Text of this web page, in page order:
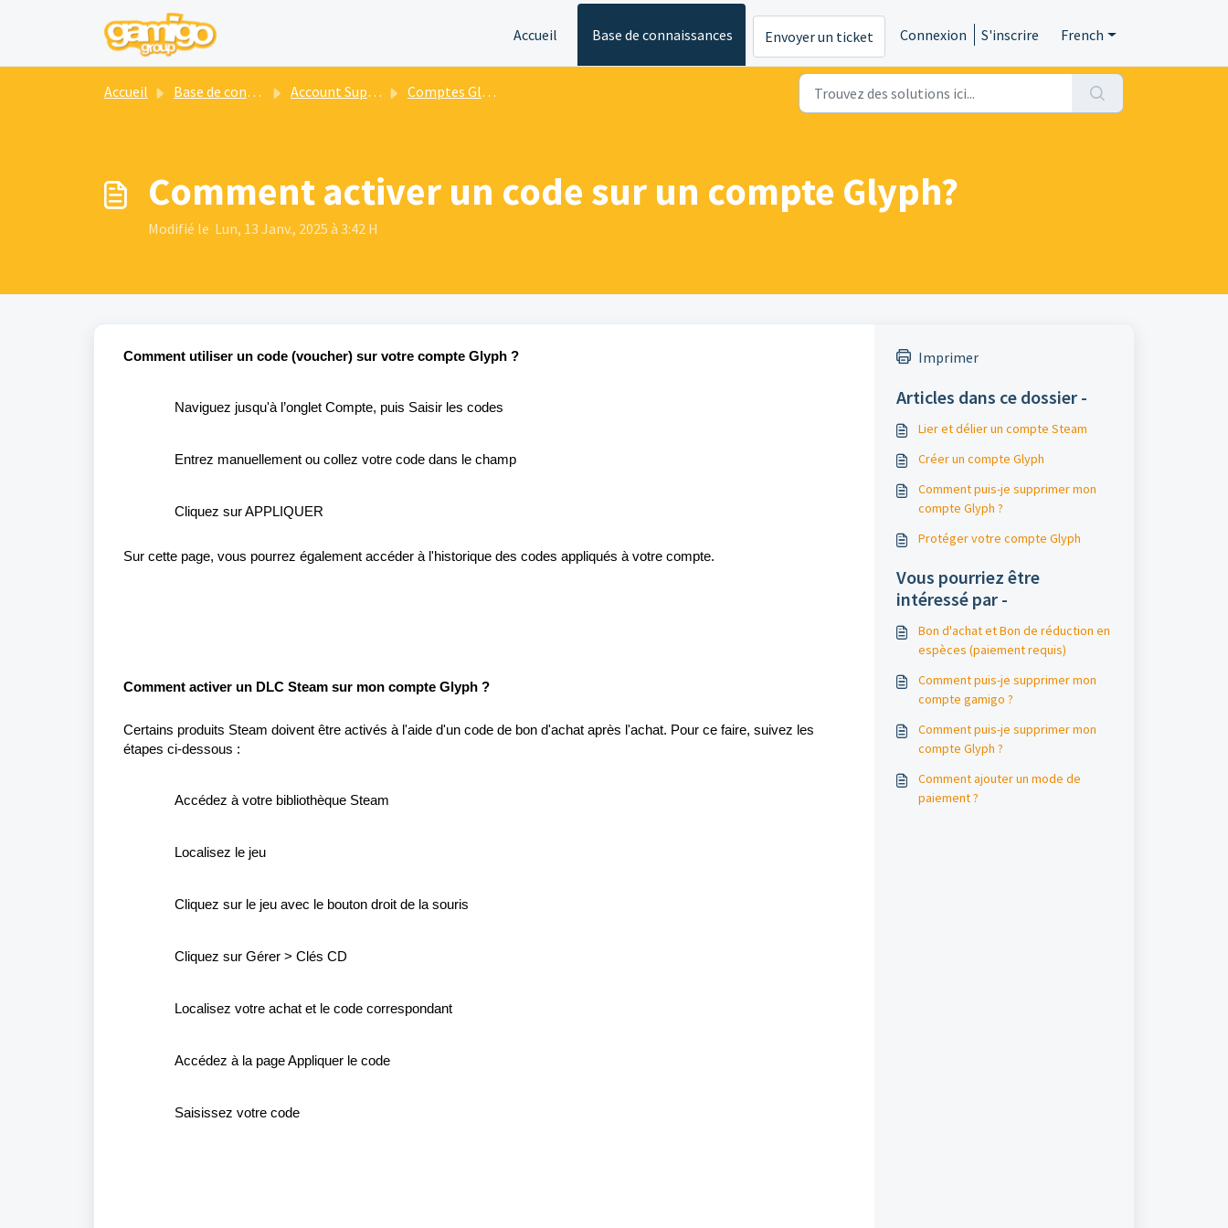
Passer au contenu principal
Accueil
Base de connaissances Envoyer un ticket Connexion S'inscrire French
Accueil Base de connaissances Account Support Comptes Glyph
Comment activer un code sur un compte Glyph?
Modifié le Lun, 13 Janv., 2025 à 3:42 H
Comment utiliser un code (voucher) sur votre compte Glyph ?
Naviguez jusqu'à ’onglet Compte, puis Saisir les codes
Entrez manuellement ou collez votre code dans le champ
Cliquez sur APPLIQUER
Sur cette page, vous pourrez également accéder à l'historique des codes appliqués à votre compte.
Comment activer un DLC Steam sur mon compte Glyph ?
Certains produits Steam doivent être activés à l'aide d'un code de bon d'achat après l'achat. Pour ce faire, suivez les
étapes ci-dessous :
Accédez à votre bibliothèque Steam
Localisez le jeu
Cliquez sur le jeu avec le bouton droit de la souris
Cliquez sur Gérer > Clés CD
Localisez votre achat et le code correspondant
Accédez à la page Appliquer le code
Saisissez votre code
Imprimer
Articles dans ce dossier -
Lier et délier un compte Steam
Créer un compte Glyph
Comment puis-je supprimer mon
compte Glyph ?
Protéger votre compte Glyph
Vous pourriez être
intéressé par -
Bon d'achat et Bon de réduction en
espèces (paiement requis)
Comment puis-je supprimer mon
compte gamigo ?
Comment puis-je supprimer mon
compte Glyph ?
Comment ajouter un mode de
paiement ?